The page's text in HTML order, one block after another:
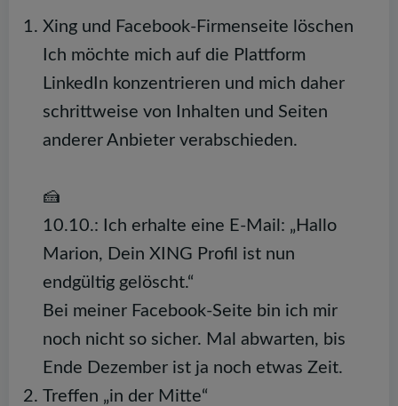
Xing und Facebook-Firmenseite löschen
Ich möchte mich auf die Plattform
LinkedIn konzentrieren und mich daher
schrittweise von Inhalten und Seiten
anderer Anbieter verabschieden.
🍰
10.10.: Ich erhalte eine E-Mail: „Hallo
Marion, Dein XING Profil ist nun
endgültig gelöscht.“
Bei meiner Facebook-Seite bin ich mir
noch nicht so sicher. Mal abwarten, bis
Ende Dezember ist ja noch etwas Zeit.
Treffen „in der Mitte“